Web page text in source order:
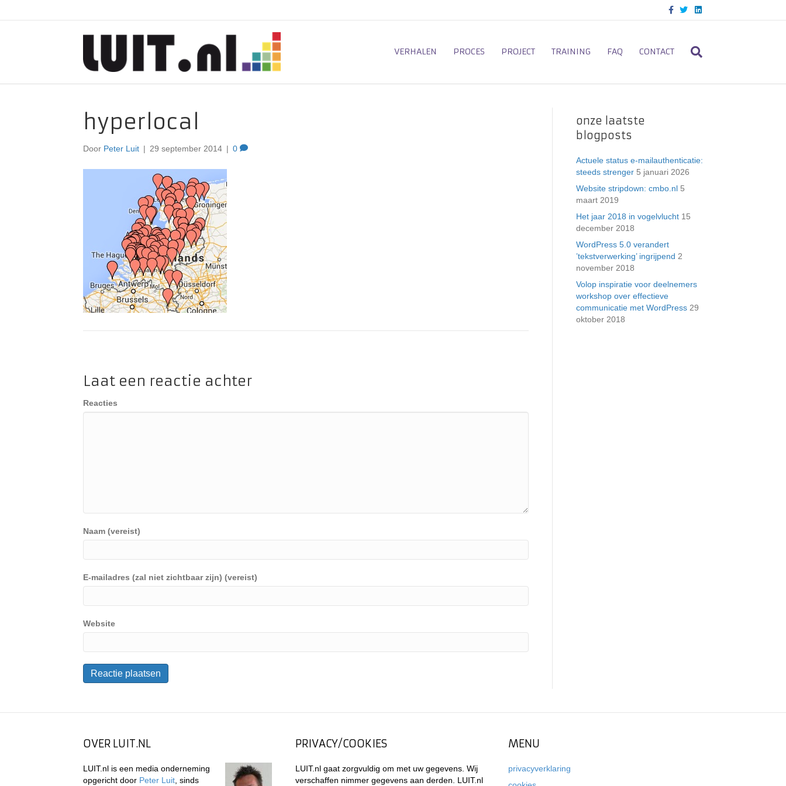
c
o
o
T
i
e
L
n
d
VERHALEN PROCES PROJECT TRAINING FAQ CONTACT
hyperlocal
Door Peter Luit | 29 september 2014 | 0
Laat een reactie achter
Reacties
Naam (vereist)
E-mailadres (zal niet zichtbaar zijn) (vereist)
Website
onze laatste
blogposts
Actuele status e-mailauthenticatie:
steeds strenger 5 januari 2026
Website stripdown: cmbo.nl 5
maart 2019
Het jaar 2018 in vogelvlucht 15
december 2018
WordPress 5.0 verandert
’tekstverwerking’ ingrijpend 2
november 2018
Volop inspiratie voor deelnemers
workshop over effectieve
communicatie met WordPress 29
oktober 2018
OVER LUIT.NL
LUIT.nl is een media onderneming
opgericht door Peter Luit , sinds
PRIVACY/COOKIES
LUIT.nl gaat zorgvuldig om met uw gegevens. Wij
verschaffen nimmer gegevens aan derden. LUIT.nl
MENU
privacyverklaring